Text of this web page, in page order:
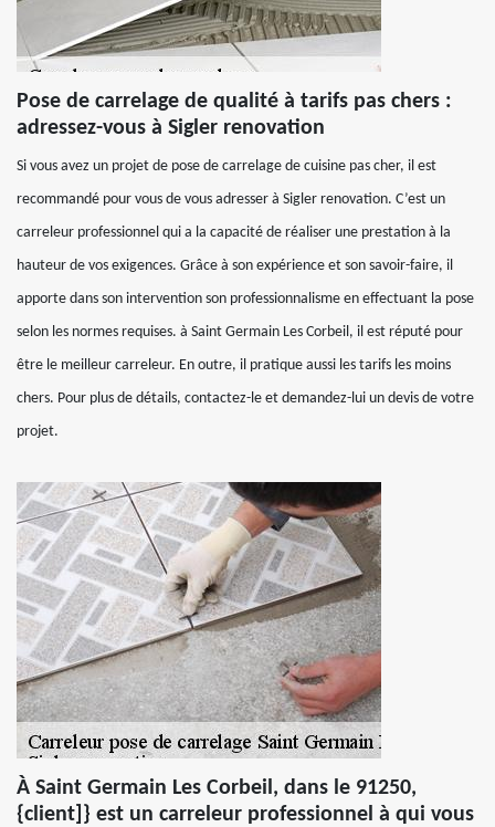
Pose de carrelage de qualité à tarifs pas chers :
adressez-vous à Sigler renovation
Si vous avez un projet de pose de carrelage de cuisine pas cher, il est
recommandé pour vous de vous adresser à Sigler renovation. C’est un
carreleur professionnel qui a la capacité de réaliser une prestation à la
hauteur de vos exigences. Grâce à son expérience et son savoir-faire, il
apporte dans son intervention son professionnalisme en effectuant la pose
selon les normes requises. à Saint Germain Les Corbeil, il est réputé pour
être le meilleur carreleur. En outre, il pratique aussi les tarifs les moins
chers. Pour plus de détails, contactez-le et demandez-lui un devis de votre
projet.
À Saint Germain Les Corbeil, dans le 91250,
{client]} est un carreleur professionnel à qui vous